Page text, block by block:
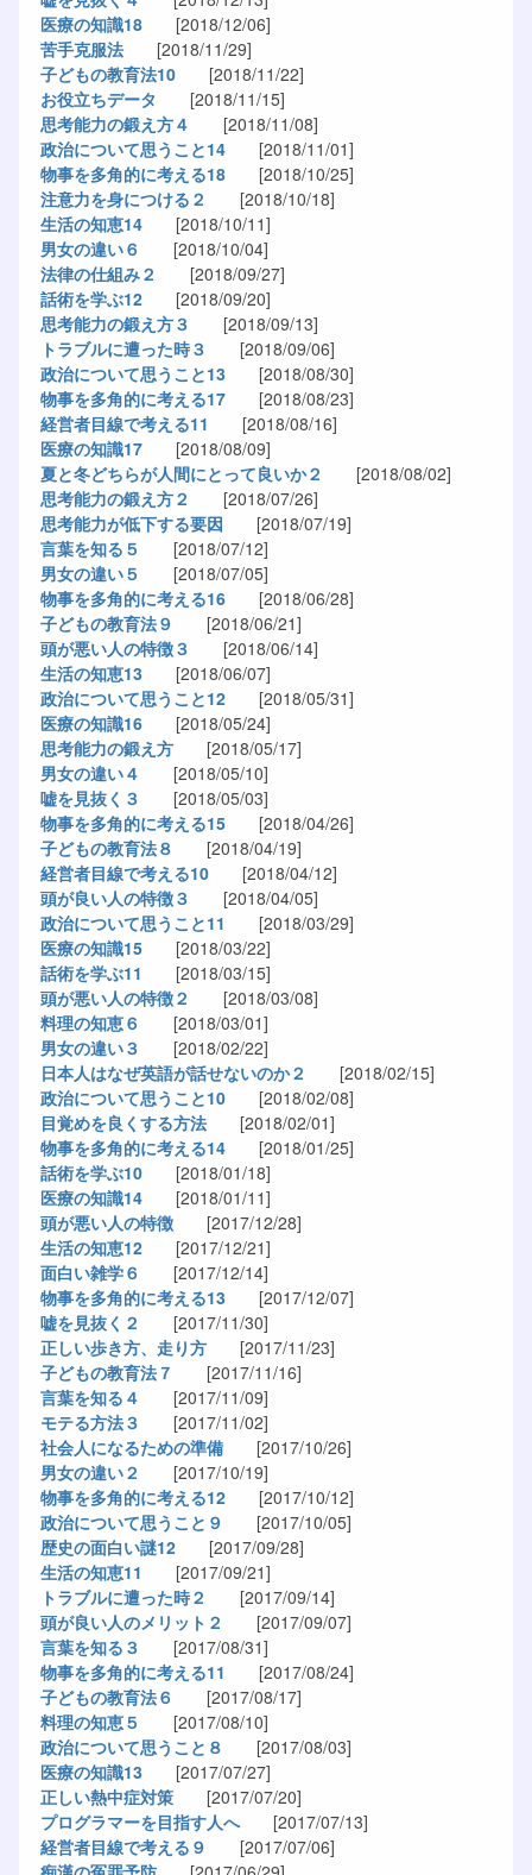
医療の知識18[2018/12/06]
苦手克服法[2018/11/29]
子どもの教育法10[2018/11/22]
お役立ちデータ [2018/11/15]
思考能力の鍛え方４ [2018/11/08]
政治について思うこと14[2018/11/01]
物事を多角的に考える18[2018/10/25]
注意力を身につける２
[2018/10/18]
生活の知恵14[2018/10/11]
男女の違い６
[2018/10/04]
法律の仕組み２
[2018/09/27]
話術を学ぶ12[2018/09/20]
思考能力の鍛え方３ [2018/09/13]
トラブルに遭った時３ [2018/09/06]
政治について思うこと13[2018/08/30]
物事を多角的に考える17[2018/08/23]
経営者目線で考える11 [2018/08/16]
医療の知識17[2018/08/09]
夏と冬どちらが人間にとって良いか２
[2018/08/02]
思考能力の鍛え方２
[2018/07/26]
思考能力が低下する要因 [2018/07/19]
言葉を知る５
[2018/07/12]
男女の違い５
[2018/07/05]
物事を多角的に考える16[2018/06/28]
子どもの教育法９
[2018/06/21]
頭が悪い人の特徴３ [2018/06/14]
生活の知恵13[2018/06/07]
政治について思うこと12[2018/05/31]
医療の知識16[2018/05/24]
思考能力の鍛え方[2018/05/17]
男女の違い４ [2018/05/10]
嘘を見抜く３ [2018/05/03]
物事を多角的に考える15[2018/04/26]
子どもの教育法８ [2018/04/19]
経営者目線で考える10[2018/04/12]
頭が良い人の特徴３ [2018/04/05]
政治について思うこと11 [2018/03/29]
医療の知識15[2018/03/22]
話術を学ぶ11 [2018/03/15]
頭が悪い人の特徴２
[2018/03/08]
料理の知恵６
[2018/03/01]
男女の違い３ [2018/02/22]
日本人はなぜ英語が話せないのか２
[2018/02/15]
政治について思うこと10[2018/02/08]
目覚めを良くする方法[2018/02/01]
物事を多角的に考える14[2018/01/25]
話術を学ぶ10[2018/01/18]
医療の知識14[2018/01/11]
頭が悪い人の特徴[2017/12/28]
生活の知恵12[2017/12/21]
面白い雑学６
[2017/12/14]
物事を多角的に考える13[2017/12/07]
嘘を見抜く２
[2017/11/30]
正しい歩き方、走り方[2017/11/23]
子どもの教育法７
[2017/11/16]
言葉を知る４ [2017/11/09]
モテる方法３ [2017/11/02]
社会人になるための準備[2017/10/26]
男女の違い２
[2017/10/19]
物事を多角的に考える12[2017/10/12]
政治について思うこと９
[2017/10/05]
歴史の面白い謎12[2017/09/28]
生活の知恵11 [2017/09/21]
トラブルに遭った時２
[2017/09/14]
頭が良い人のメリット２
[2017/09/07]
言葉を知る３ [2017/08/31]
物事を多角的に考える11 [2017/08/24]
子どもの教育法６
[2017/08/17]
料理の知恵５
[2017/08/10]
政治について思うこと８ [2017/08/03]
医療の知識13[2017/07/27]
正しい熱中症対策[2017/07/20]
プログラマーを目指す人へ[2017/07/13]
経営者目線で考える９
[2017/07/06]